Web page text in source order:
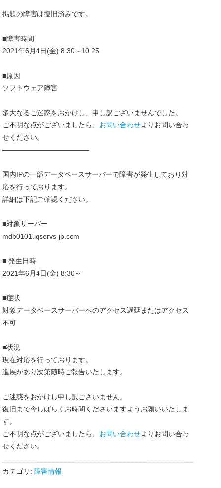
掲題の障害は復旧済みです。
■障害時間
2021年6月4日(金) 8:30～10:25
■原因
ソフトウェア障害
多大なるご迷惑をおかけし、申し訳ございませんでした。
ご不明な点がございましたら、 お問い合わせよりお問い合わ
せください。
————————————–
国内IPの一部データベースサーバーで障害が発生しており対
応を行っております。
詳細は下記ご確認ください。
■対象サーバー
mdb0101.iqservs-jp.com
■ 発生日時
2021年6月4日(金) 8:30～
■症状
対象データベースサーバーへのアクセス遅延またはアクセス
不可
■状況
現在対応を行っております。
進展があり次第随時ご報告いたします。
ご迷惑をおかけし申し訳ございません。
復旧まで今しばらくお時間くださいますようお願いいたしま
す。
ご不明な点がございましたら、 お問い合わせよりお問い合わ
せください。
カテゴリ: 障害情報